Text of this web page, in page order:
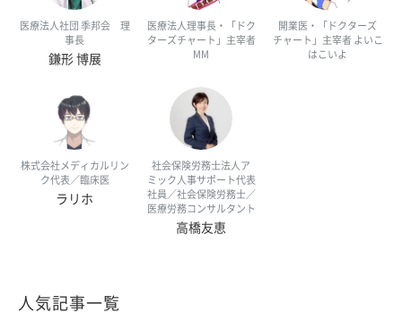
医療法人社団 季邦会 理
事長
鎌形 博展
医療法人理事長・「ドク
ターズチャート」主宰者
MM
開業医・「ドクターズ
チャート」主宰者 よいこ
はこいよ
株式会社メディカルリン
ク代表／臨床医
ラリホ
社会保険労務士法人ア
ミック人事サポート代表
社員／社会保険労務士／
医療労務コンサルタント
高橋友恵
人気記事一覧